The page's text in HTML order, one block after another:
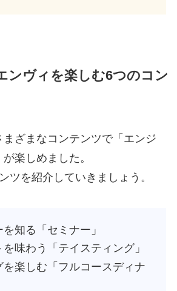
ンヴィを楽しむ6つのコン
まざまなコンテンツで「エンジ
楽しめました。
ツを紹介していきましょう。
知る「セミナー」
味わう「テイスティング」
を楽しむ「フルコースディナ